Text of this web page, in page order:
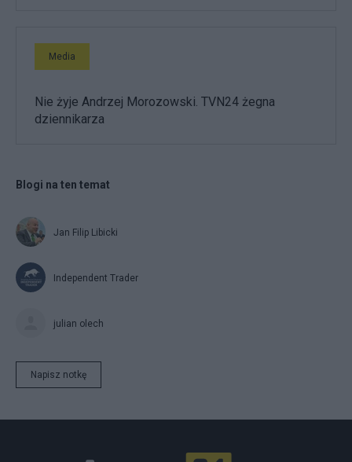
Media
Nie żyje Andrzej Morozowski. TVN24 żegna
dziennikarza
Blogi na ten temat
Jan Filip Libicki
Independent Trader
julian olech
Napisz notkę